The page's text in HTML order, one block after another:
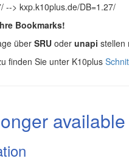
--> kxp.k10plus.de/DB=1.27/
Bookmarks!
überSRU oder unapi stellen
finden Sie unter K10plus
available